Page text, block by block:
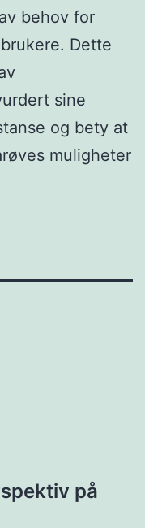
behov for
Dette
sine
og bety at
muligheter
på